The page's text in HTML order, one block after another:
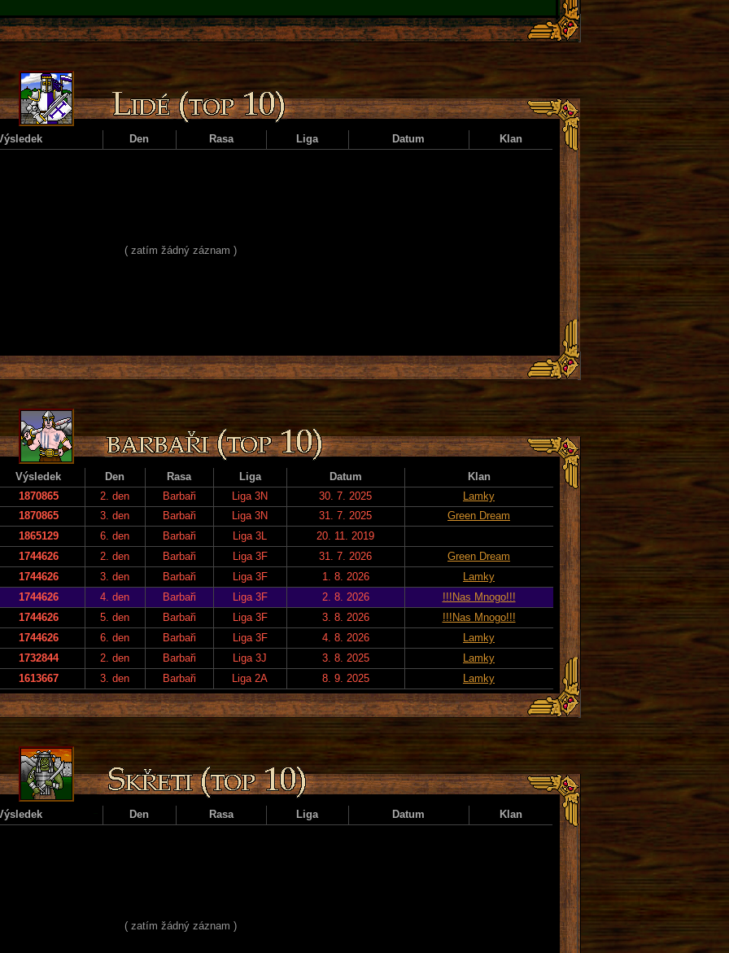
Den Rasa Liga Datum Klan
( zatím žádný záznam )
Výsledek Den Rasa Liga Datum
Klan
1870865
2. den Barbaři Liga 3N 30. 7. 2025
Lamky
1870865
3. den Barbaři Liga 3N 31. 7. 2025
Green Dream
1865129
6. den Barbaři Liga 3L
20. 11. 2019
1744626
2. den Barbaři Liga 3F 31. 7. 2026
Green Dream
1744626
3. den Barbaři Liga 3F 1. 8. 2026
Lamky
1744626
4. den Barbaři Liga 3F 2. 8. 2026
!!!Nas Mnogo!!!
1744626
5. den Barbaři Liga 3F 3. 8. 2026
!!!Nas Mnogo!!!
1744626
6. den Barbaři Liga 3F 4. 8. 2026
Lamky
1732844
2. den Barbaři Liga 3J 3. 8. 2025
Lamky
1613667
3. den Barbaři Liga 2A 8. 9. 2025 Lamky
Den Rasa Liga Datum Klan
( zatím žádný záznam )